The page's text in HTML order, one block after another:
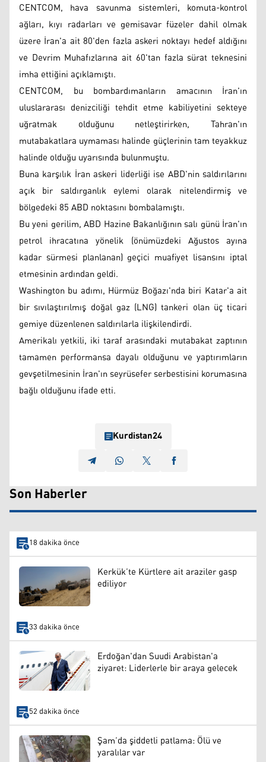
CENTCOM, hava savunma sistemleri, komuta-kontrol
ağları, kıyı radarları ve gemisavar füzeler dahil olmak
üzere İran'a ait 80'den fazla askeri noktayı hedef aldığını
ve Devrim Muhafızlarına ait 60'tan fazla sürat teknesini
imha ettiğini açıklamıştı.
CENTCOM, bu bombardımanların amacının İran'ın
uluslararası denizciliği tehdit etme kabiliyetini sekteye
uğratmak olduğunu netleştirirken, Tahran'ın
mutabakatlara uymaması halinde güçlerinin tam teyakkuz
halinde olduğu uyarısında bulunmuştu.
Buna karşılık İran askeri liderliği ise ABD'nin saldırılarını
açık bir saldırganlık eylemi olarak nitelendirmiş ve
bölgedeki 85 ABD noktasını bombalamıştı.
Bu yeni gerilim, ABD Hazine Bakanlığının salı günü İran'ın
petrol ihracatına yönelik (önümüzdeki Ağustos ayına
kadar sürmesi planlanan) geçici muafiyet lisansını iptal
etmesinin ardından geldi.
Washington bu adımı, Hürmüz Boğazı'nda biri Katar'a ait
bir sıvılaştırılmış doğal gaz (LNG) tankeri olan üç ticari
gemiye düzenlenen saldırılarla ilişkilendirdi.
Amerikalı yetkili, iki taraf arasındaki mutabakat zaptının
tamamen performansa dayalı olduğunu ve yaptırımların
gevşetilmesinin İran'ın seyrüsefer serbestisini korumasına
bağlı olduğunu ifade etti.
Kurdistan24
Son Haberler
18 dakika önce
Kerkük’te Kürtlere ait araziler gasp
ediliyor
33 dakika önce
Erdoğan'dan Suudi Arabistan'a
ziyaret: Liderlerle bir araya gelecek
52 dakika önce
Şam’da şiddetli patlama: Ölü ve
yaralılar var